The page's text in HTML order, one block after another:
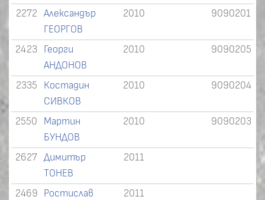
2272
Александър
ГЕОРГОВ
2010 9090201
2423
Георги
АНДОНОВ
2010 9090205
2335
Костадин
СИВКОВ
2010 9090204
2550
Мартин
БУНДОВ
2010 9090203
2627
Димитър
ТОНЕВ
2011
2469
Ростислав
2011